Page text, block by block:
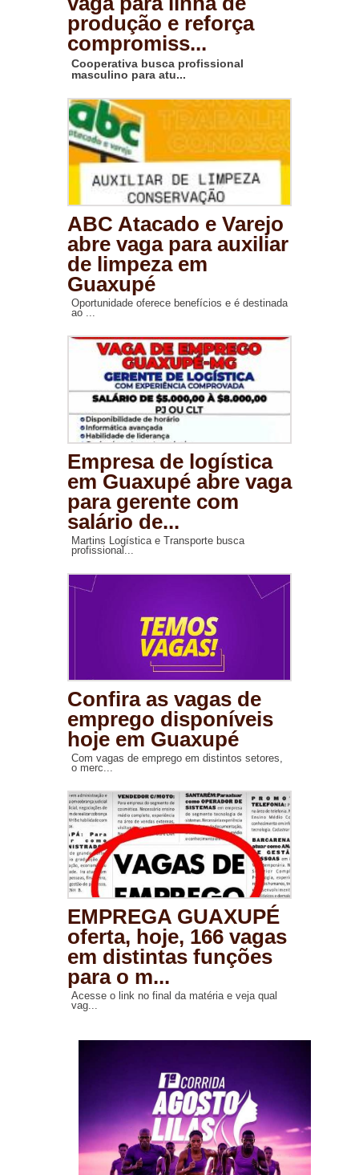
produção e reforça
compromiss...
Cooperativa busca profissional
masculino para atu...
ABC Atacado e Varejo
abre vaga para auxiliar
de limpeza em
Guaxupé
Oportunidade oferece benefícios e é destinada
ao ...
Empresa de logística
em Guaxupé abre vaga
para gerente com
salário de...
Martins Logística e Transporte busca
profissional...
Confira as vagas de
emprego disponíveis
hoje em Guaxupé
Com vagas de emprego em distintos setores,
o merc...
EMPREGA GUAXUPÉ
oferta, hoje, 166 vagas
em distintas funções
para o m...
Acesse o link no final da matéria e veja qual
vag...